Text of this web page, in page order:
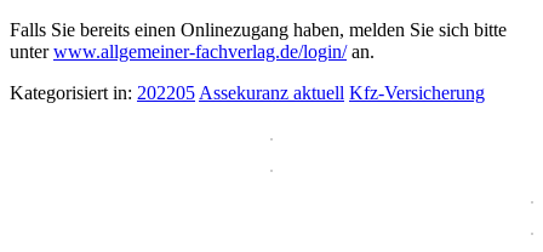
Falls Sie bereits einen Onlinezugang haben, melden Sie sich bitte
unterwww.allgemeiner-fachverlag.de/login/an.
Kategorisiert in: 202205 Assekuranz aktuell Kfz-Versicherung